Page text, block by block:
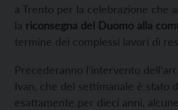
a Trento per la celebrazione che
la riconsegna del Duomo alla
termine dei complessi lavori di
Precederanno l’intervento
Ivan, che del settimanale è stato
esattamente per dieci anni, alcune